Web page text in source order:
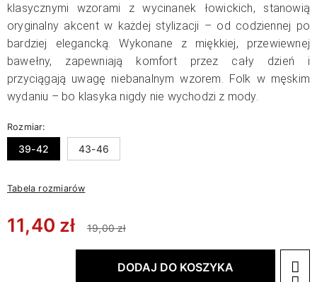
klasycznymi wzorami z wycinanek łowickich, stanowią
oryginalny akcent w każdej stylizacji – od codziennej po
bardziej elegancką.Wykonane z miękkiej, przewiewnej
bawełny, zapewniają komfort przez cały dzień i
przyciągają uwagę niebanalnym wzorem. Folk w męskim
wydaniu – bo klasyka nigdy nie wychodzi z mody.
Rozmiar:
39-42 43-46
Tabela rozmiarów
11,40 zł 19,00 zł
DODAJ DO KOSZYKA